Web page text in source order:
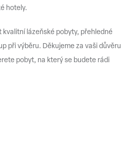
hotely.
kvalitní lázeňské pobyty, přehledné
při výběru. Děkujeme za vaši důvěru
pobyt, na který se budete rádi